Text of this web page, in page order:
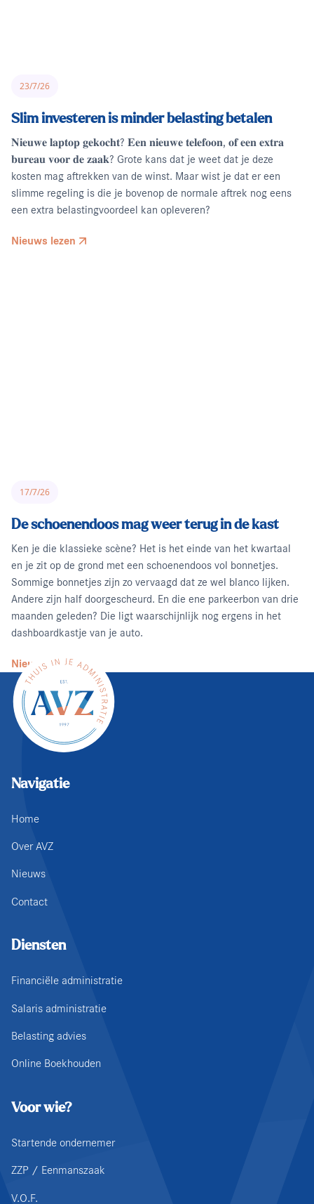
23/7/26
Slim investeren is minder belasting betalen
𝐍𝐢𝐞𝐮𝐰𝐞 𝐥𝐚𝐩𝐭𝐨𝐩 𝐠𝐞𝐤𝐨𝐜𝐡𝐭? 𝐄𝐞𝐧 𝐧𝐢𝐞𝐮𝐰𝐞 𝐭𝐞𝐥𝐞𝐟𝐨𝐨𝐧, 𝐨𝐟 𝐞𝐞𝐧 𝐞𝐱𝐭𝐫𝐚
𝐛𝐮𝐫𝐞𝐚𝐮 𝐯𝐨𝐨𝐫 𝐝𝐞 𝐳𝐚𝐚𝐤? Grote kans dat je weet dat je deze
kosten mag aftrekken van de winst. Maar wist je dat er een
slimme regeling is die je bovenop de normale aftrek nog eens
een extra belastingvoordeel kan opleveren?
Nieuws lezen
17/7/26
De schoenendoos mag weer terug in de kast
Ken je die klassieke scène? Het is het einde van het kwartaal
en je zit op de grond met een schoenendoos vol bonnetjes.
Sommige bonnetjes zijn zo vervaagd dat ze wel blanco lijken.
Andere zijn half doorgescheurd. En die ene parkeerbon van drie
maanden geleden? Die ligt waarschijnlijk nog ergens in het
dashboardkastje van je auto.
Nieuws lezen
Navigatie
Home
Over AVZ
Nieuws
Contact
Diensten
Financiële administratie
Salaris administratie
Belasting advies
Online Boekhouden
Voor wie?
Startende ondernemer
ZZP / Eenmanszaak
V.O.F.